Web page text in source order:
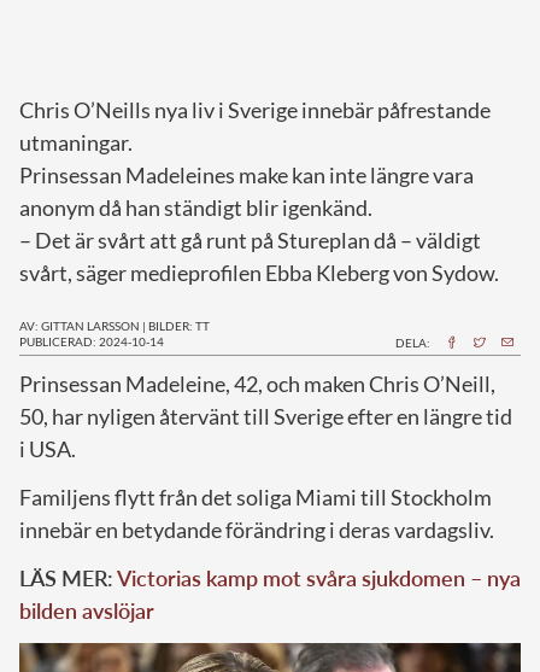
Chris O’Neills nya liv i Sverige innebär påfrestande
utmaningar.
Prinsessan Madeleines make kan inte längre vara
anonym då han ständigt blir igenkänd.
– Det är svårt att gå runt på Stureplan då – väldigt
svårt, säger medieprofilen Ebba Kleberg von Sydow.
AV: GITTAN LARSSON | BILDER: TT
PUBLICERAD: 2024-10-14
DELA:
Prinsessan Madeleine, 42, och maken Chris O’Neill,
50, har nyligen återvänt till Sverige efter en längre tid
i USA.
Familjens flytt från det soliga Miami till Stockholm
innebär en betydande förändring i deras vardagsliv.
LÄS MER:Victorias kamp mot svåra sjukdomen – nya
bilden avslöjar